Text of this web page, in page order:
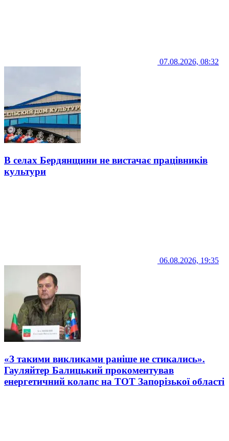
07.08.2026, 08:32
В селах Бердянщини не вистачає працівників
культури
06.08.2026, 19:35
«З такими викликами раніше не стикались».
Гауляйтер Балицький прокоментував
енергетичний колапс на ТОТ Запорізької області